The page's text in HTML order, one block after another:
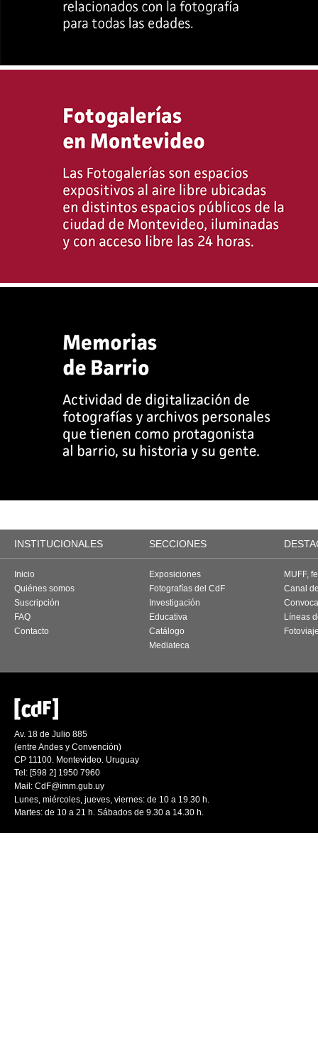
INSTITUCIONALES SECCIONES
Inicio
Quiénes somos
Suscripción
FAQ
Contacto
Exposiciones
Fotografías del CdF
Investigación
Educativa
Catálogo
Mediateca
MUFF,
Canal
Líneas
Av. 18 de Julio 885
(entre Andes y Convención)
CP 11100. Montevideo. Uruguay
Tel: [598 2] 1950 7960
Mail: CdF@imm.gub.uy
Lunes, miércoles, jueves, viernes: de 10 a 19.30 h.
Martes: de 10 a 21 h. Sábados de 9.30 a 14.30 h.